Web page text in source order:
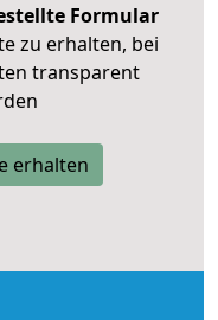
Formular
zu erhalten, bei
transparent
erhalten